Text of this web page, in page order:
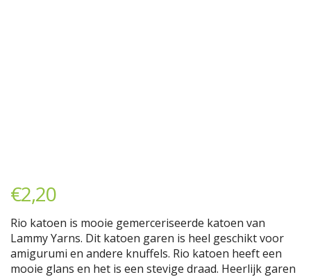
€2,20
Rio katoen is mooie gemerceriseerde katoen van
Lammy Yarns. Dit katoen garen is heel geschikt voor
amigurumi en andere knuffels. Rio katoen heeft een
mooie glans en het is een stevige draad. Heerlijk garen